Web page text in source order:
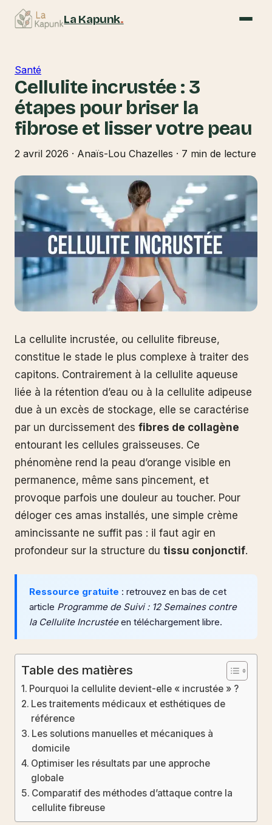
La Kapunk.
Santé
Cellulite incrustée : 3
étapes pour briser la
fibrose et lisser votre peau
2 avril 2026 · Anaïs-Lou Chazelles · 7 min de lecture
La cellulite incrustée, ou cellulite fibreuse,
constitue le stade le plus complexe à traiter des
capitons. Contrairement à la cellulite aqueuse
liée à la rétention d’eau ou à la cellulite adipeuse
due à un excès de stockage, elle se caractérise
par un durcissement des fibres de collagène
entourant les cellules graisseuses. Ce
phénomène rend la peau d’orange visible en
permanence, même sans pincement, et
provoque parfois une douleur au toucher. Pour
déloger ces amas installés, une simple crème
amincissante ne suffit pas : il faut agir en
profondeur sur la structure du tissu conjonctif.
Ressource gratuite : retrouvez en bas de cet
article Programme de Suivi : 12 Semaines contre
la Cellulite Incrustéeen téléchargement libre.
Table des matières
Pourquoi la cellulite devient-elle « incrustée » ?
Les traitements médicaux et esthétiques de
référence
Les solutions manuelles et mécaniques à
domicile
Optimiser les résultats par une approche
globale
Comparatif des méthodes d’attaque contre la
cellulite fibreuse